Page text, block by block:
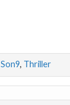
Son9, Thriller